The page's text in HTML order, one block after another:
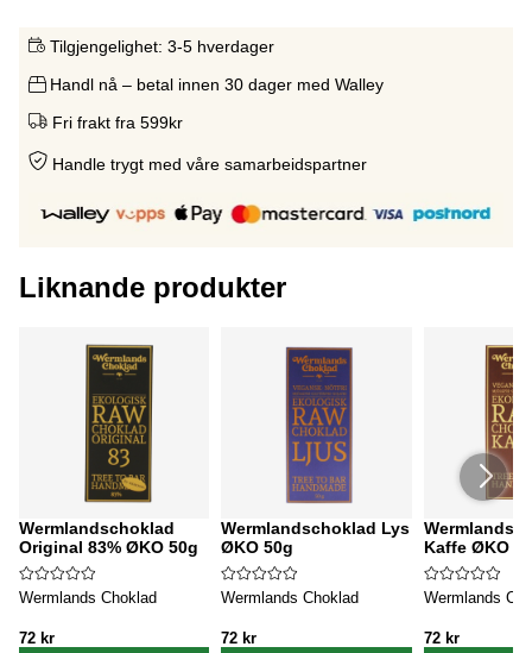
Tilgjengelighet: 3-5 hverdager
Handl nå – betal innen 30 dager med Walley
Fri frakt fra 599kr
Handle trygt med våre samarbeidspartner
Liknande produkter
Wermlandschoklad
Original 83% ØKO 50g
Wermlands Choklad
72 kr
Wermlandschoklad Lys
ØKO 50g
Wermlands Choklad
72 kr
Kaffe ØKO
Wermlands
72 kr